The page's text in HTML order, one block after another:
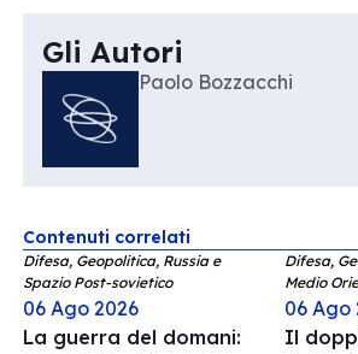
Gli Autori
Paolo Bozzacchi
Contenuti correlati
Difesa, Geopolitica, Russia e
Spazio Post-sovietico
06 Ago 2026
La guerra del domani:
Difesa,
Medio
06 Ago
Il